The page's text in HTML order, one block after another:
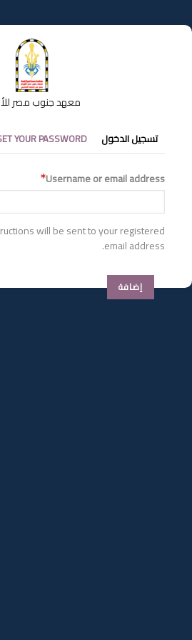
إلى
المحتوى
معهد جنوب مصر
التبويبات
الأساسية
تسجيل الدخول YOUR PASSWORD
Username or email address
will be sent to your registered
email address.